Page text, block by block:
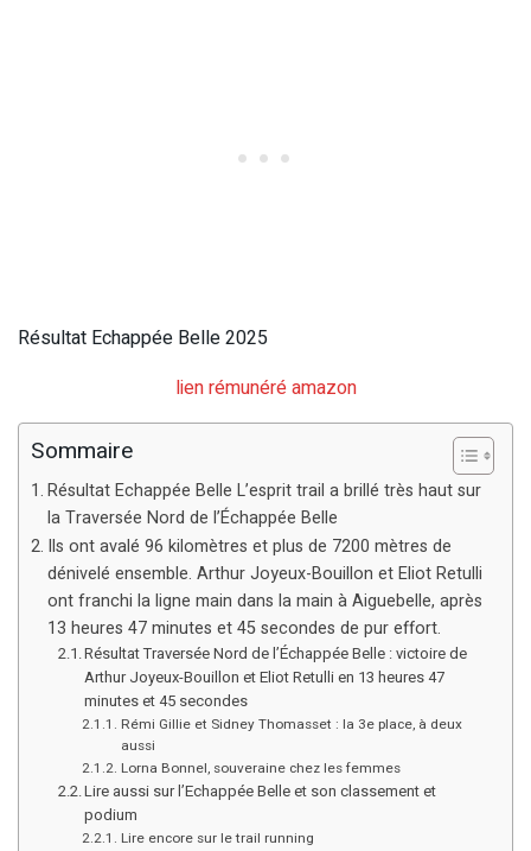
Résultat Echappée Belle 2025
lien rémunéré amazon
Sommaire
Résultat Echappée Belle L’esprit trail a brillé très haut sur
la Traversée Nord de l’Échappée Belle
Ils ont avalé 96 kilomètres et plus de 7200 mètres de
dénivelé ensemble. Arthur Joyeux-Bouillon et Eliot Retulli
ont franchi la ligne main dans la main à Aiguebelle, après
13 heures 47 minutes et 45 secondes de pur effort.
Résultat Traversée Nord de l’Échappée Belle : victoire de
Arthur Joyeux-Bouillon et Eliot Retulli en 13 heures 47
minutes et 45 secondes
Rémi Gillie et Sidney Thomasset : la 3e place, à deux
aussi
Lorna Bonnel, souveraine chez les femmes
Lire aussi sur l’Echappée Belle et son classement et
podium
Lire encore sur le trail running